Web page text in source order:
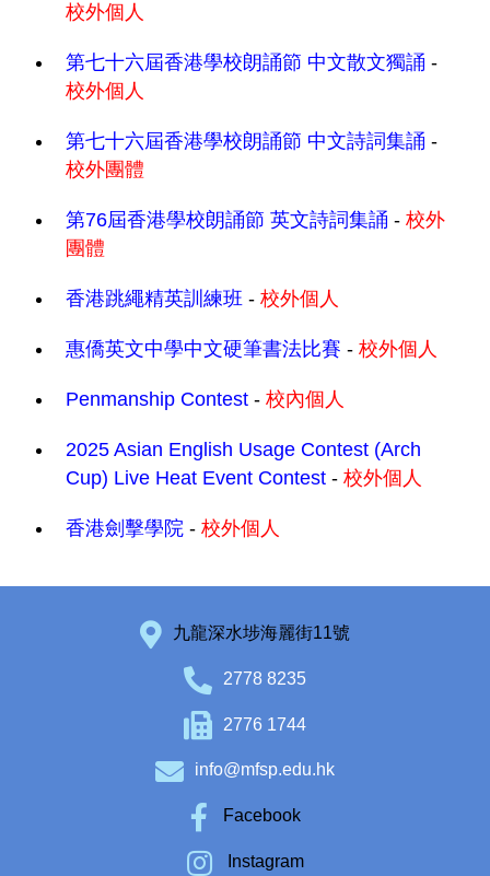
校外個人
第七十六屆香港學校朗誦節 中文散文獨誦 -
校外個人
第七十六屆香港學校朗誦節 中文詩詞集誦 -
校外團體
第76屆香港學校朗誦節 英文詩詞集誦 - 校外
團體
香港跳繩精英訓練班 - 校外個人
惠僑英文中學中文硬筆書法比賽 - 校外個人
Penmanship Contest - 校內個人
2025 Asian English Usage Contest (Arch
Cup) Live Heat Event Contest - 校外個人
香港劍擊學院 - 校外個人
九龍深水埗海麗街11號
2778 8235
2776 1744
info@mfsp.edu.hk
Facebook
Instagram